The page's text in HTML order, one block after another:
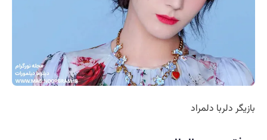
بازیگر دلربا دلمراد